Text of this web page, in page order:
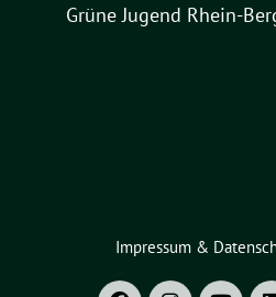
Grüne Jugend Rhein-
Impressum &